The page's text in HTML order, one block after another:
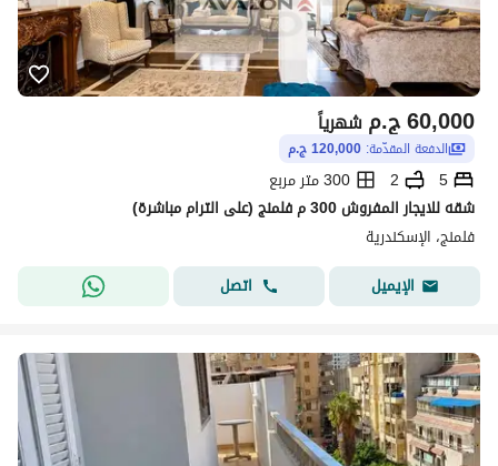
ج.م60,000 شهرياً
الدفعة المقدّمة: 120,000 ج.م
5
2
300 متر مربع
شقه للايجار المفروش 300 م فلمنج (على الترام مباشرة)
فلمنج، الإسكندرية
الإيميل
اتصل